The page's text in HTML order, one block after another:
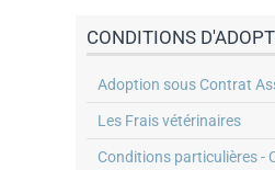
CONDITIONS
Adoption sous Contrat
Les Frais vétérinaires
Conditions particulières -